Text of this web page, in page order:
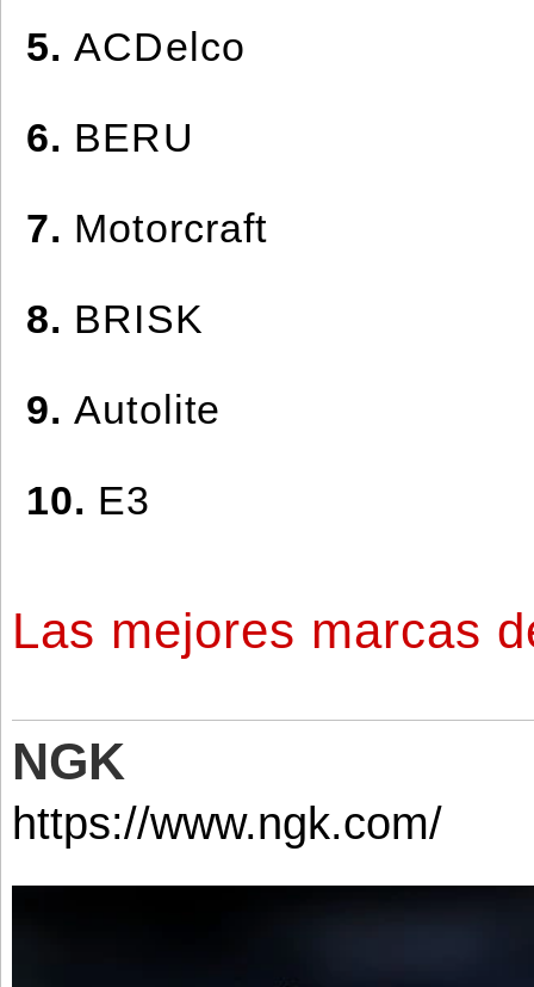
5.ACDelco
6. BERU
7. Motorcraft
8. BRISK
9.Autolite
10. E3
Las mejores marcas
NGK
https://www.ngk.com/